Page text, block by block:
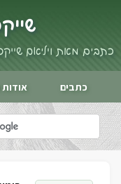
כתבים מאת ויליאם
כתבים